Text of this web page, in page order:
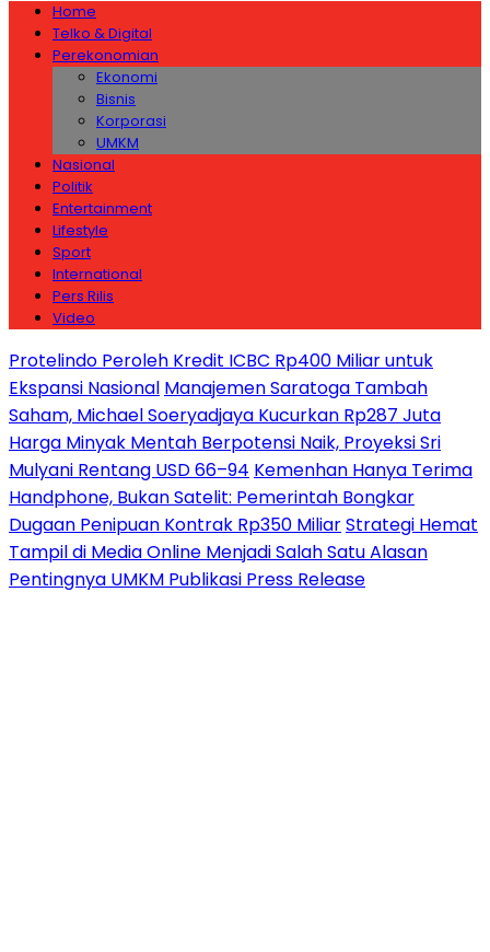
Home
Telko & Digital
Perekonomian
Ekonomi
Bisnis
Korporasi
UMKM
Nasional
Politik
Entertainment
Lifestyle
Sport
International
Pers Rilis
Video
Protelindo Peroleh Kredit ICBC Rp400 Miliar untuk
Ekspansi Nasional Manajemen Saratoga Tambah
Saham, Michael Soeryadjaya Kucurkan Rp287 Juta
Harga Minyak Mentah Berpotensi Naik, Proyeksi Sri
Mulyani Rentang USD 66–94 Kemenhan Hanya Terima
Handphone, Bukan Satelit: Pemerintah Bongkar
Dugaan Penipuan Kontrak Rp350 MiliarStrategi Hemat
Tampil di Media Online Menjadi Salah Satu Alasan
Pentingnya UMKM Publikasi Press Release